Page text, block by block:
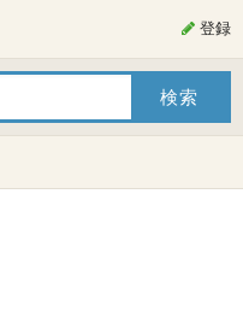
登録